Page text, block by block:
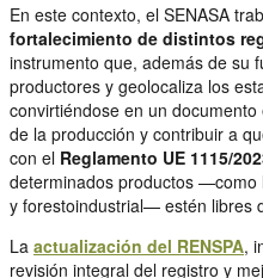
En este contexto, el SENASA
fortalecimiento de distintos
instrumento que, además de su
productores y geolocaliza los
convirtiéndose en un
de la producción y contribuir a
con el Reglamento UE 1115/
determinados productos —como
y forestoindustrial— estén libres
La actualización del RENSPA,
revisión integral del registro y